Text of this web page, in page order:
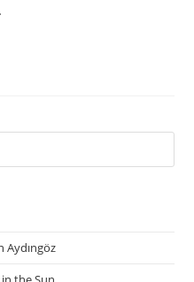
Aydıngöz